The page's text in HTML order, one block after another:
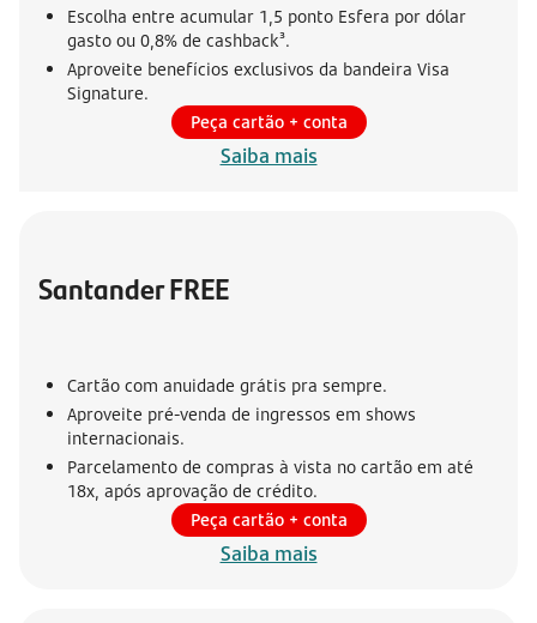
Escolha entre acumular 1,5 ponto Esfera por dólar
gasto ou 0,8% de cashback³.
Aproveite benefícios exclusivos da bandeira Visa
Signature.
Peça cartão + conta
Saiba mais
Santander FREE
Cartão com anuidade grátis pra sempre.
Aproveite pré-venda de ingressos em shows
internacionais.
Parcelamento de compras à vista no cartão em até
18x, após aprovação de crédito.
Peça cartão + conta
Saiba mais